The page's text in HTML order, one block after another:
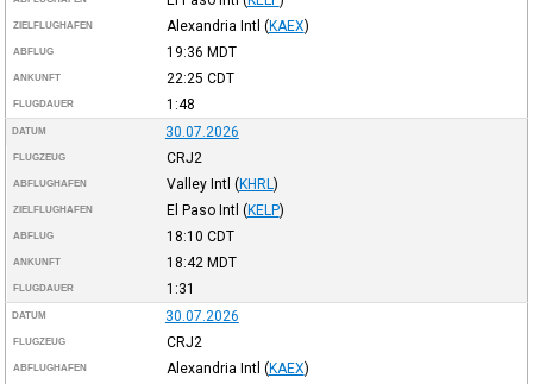
ZIELFLUGHAFEN Alexandria Intl (KAEX)
ABFLUG 19:36 MDT
ANKUNFT 22:25 CDT
FLUGDAUER 1:48
DATUM 30.07.2026
FLUGZEUG CRJ2
ABFLUGHAFEN Valley Intl (KHRL )
ZIELFLUGHAFEN El Paso Intl (KELP)
ABFLUG 18:10 CDT
ANKUNFT 18:42 MDT
FLUGDAUER 1:31
DATUM 30.07.2026
FLUGZEUG CRJ2
ABFLUGHAFEN Alexandria Intl (KAEX)